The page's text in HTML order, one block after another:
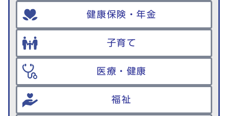
健康保険・年金
子育て
医療・健康
福祉